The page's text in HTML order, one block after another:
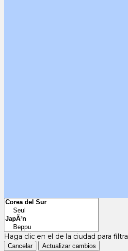
Haga clic en el de la ciudad para
Cancelar Actualizar cambios